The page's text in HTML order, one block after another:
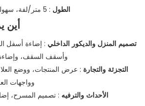
الطول : 5 متر/لفة، سهولة التركيب والتخصيص
أين
تصميم المنزل والديكور الداخلي : إضاءة أسفل
وأسقف السقف، وإضاءة
التجزئة والتجارة : عرض المنتجات، ووضع
وواجهات
الأحداث والترفيه : تصميم المسرح،